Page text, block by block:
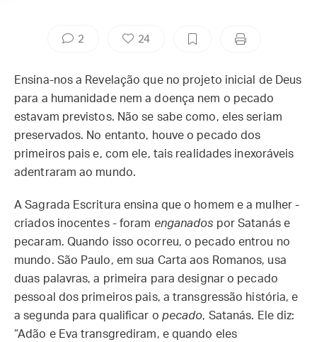
2 24
Ensina-nos a Revelação que no projeto inicial de Deus
para a humanidade nem a doença nem o pecado
estavam previstos. Não se sabe como, eles seriam
preservados. No entanto, houve o pecado dos
primeiros pais e, com ele, tais realidades inexoráveis
adentraram ao mundo.
A Sagrada Escritura ensina que o homem e a mulher -
criados inocentes - foram enganados por Satanás e
pecaram. Quando isso ocorreu, o pecado entrou no
mundo. São Paulo, em sua Carta aos Romanos, usa
duas palavras, a primeira para designar o pecado
pessoal dos primeiros pais, a transgressão história, e
a segunda para qualificar o pecado, Satanás. Ele diz:
“Adão e Eva transgrediram, e quando eles